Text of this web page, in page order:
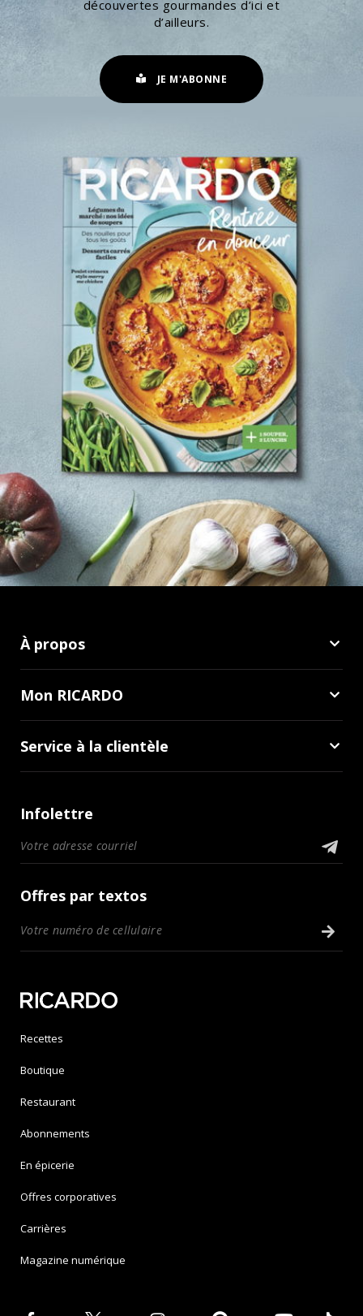
découvertes gourmandes d’ici et
d’ailleurs.
JE M'ABONNE
À propos
Mon RICARDO
Service à la clientèle
Infolettre
Offres par textos
Recettes
Boutique
Restaurant
Abonnements
En épicerie
Offres corporatives
Carrières
Magazine numérique